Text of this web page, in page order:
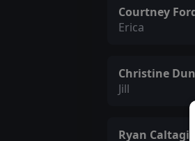
Courtney
Erica
Christine
Jill
Ryan